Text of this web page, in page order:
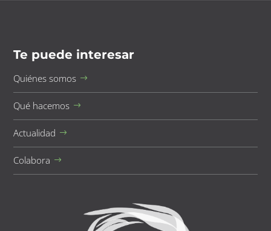
Te puede interesar
Quiénes somos
Qué hacemos
Actualidad
Colabora